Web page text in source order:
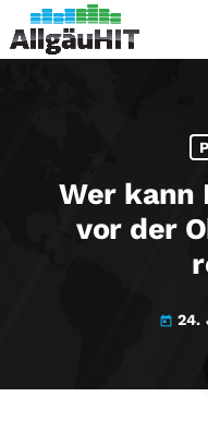
Wer kann
vor der
today 24.